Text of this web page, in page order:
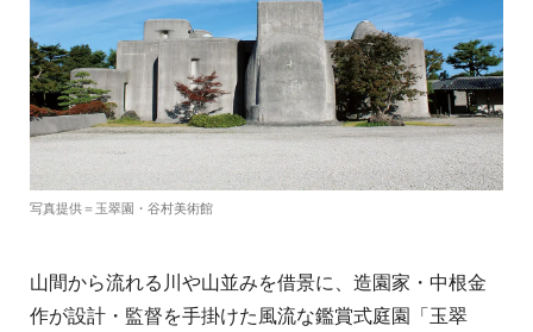
写真提供＝玉翠園・谷村美術館
山間から流れる川や山並みを借景に、造園家・中根金
作が設計・監督を手掛けた風流な鑑賞式庭園「玉翠